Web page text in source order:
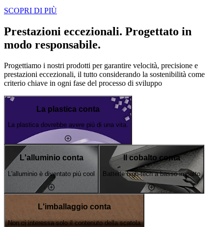
SCOPRI DI PIÙ
Prestazioni eccezionali. Progettato in
modo responsabile.
Progettiamo i nostri prodotti per garantire velocità, precisione e
prestazioni eccezionali, il tutto considerando la sostenibilità come
criterio chiave in ogni fase del processo di sviluppo
La plastica conta
La plastica dovrebbe avere più di una vita.
L'alluminio conta
L'alluminio è diventato più cool
Il cobalto conta
Batterie high-tech a basso impatto
L'imballaggio conta
Non ci interessa solo il contenuto della scatola